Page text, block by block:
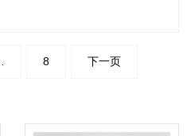
8 下一页